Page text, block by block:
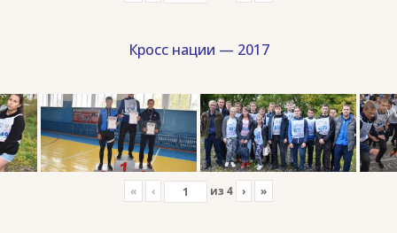
Кросс нации — 2017
« ‹ из 4 › »